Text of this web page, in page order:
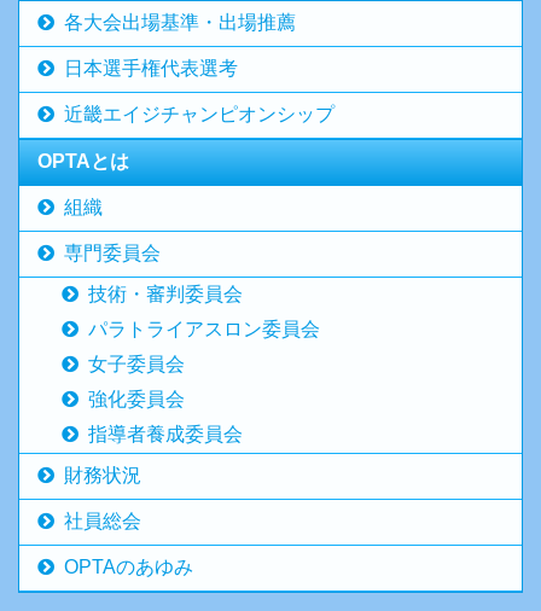
各大会出場基準・出場推薦
日本選手権代表選考
近畿エイジチャンピオンシップ
OPTAとは
組織
専門委員会
技術・審判委員会
パラトライアスロン委員会
女子委員会
強化委員会
指導者養成委員会
財務状況
社員総会
OPTAのあゆみ